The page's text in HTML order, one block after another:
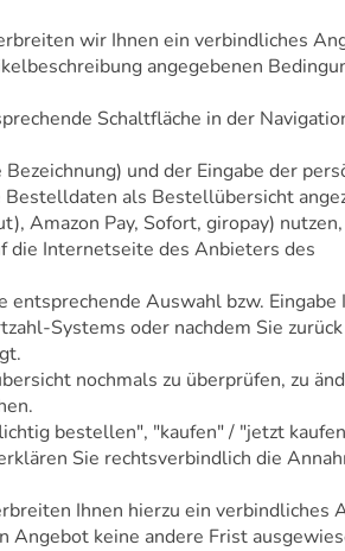
wir Ihnen ein verbindliches
angegebenen
Schaltfläche in der
und der Eingabe der
als Bestellübersicht
Amazon Pay, Sofort, giropay)
die Internetseite des Anbieters des
Auswahl bzw. Eingabe
Systems oder nachdem Sie
nochmals zu überprüfen, zu
bestellen", "kaufen" / "jetzt
Sie rechtsverbindlich die
Ihnen hierzu ein verbindliches
Angebot keine andere Frist